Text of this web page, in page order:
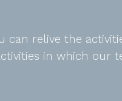
can relive the
in which